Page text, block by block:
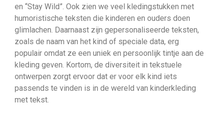
en “Stay Wild”. Ook zien we veel kledingstukken met
humoristische teksten die kinderen en ouders doen
glimlachen. Daarnaast zijn gepersonaliseerde teksten,
zoals de naam van het kind of speciale data, erg
populair omdat ze een uniek en persoonlijk tintje aan de
kleding geven. Kortom, de diversiteit in tekstuele
ontwerpen zorgt ervoor dat er voor elk kind iets
passends te vinden is in de wereld van kinderkleding
met tekst.